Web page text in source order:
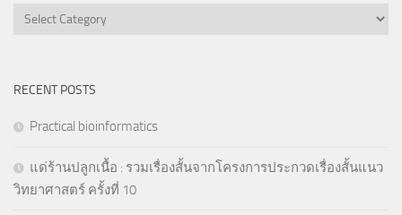
Categories
RECENT POSTS
Practical bioinformatics
แด่ร้านปลูกเนื้อ : รวมเรื่องสั้นจากโครงการประกวดเรื่องสั้นแนว
วิทยาศาสตร์ ครั้งที่ 10